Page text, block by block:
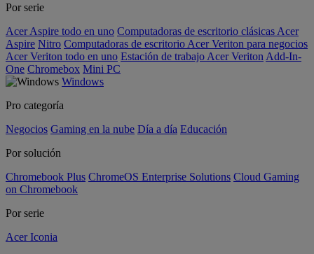
Por serie
Acer Aspire todo en uno Computadoras de escritorio clásicas Acer
Aspire Nitro Computadoras de escritorio Acer Veriton para negocios
Acer Veriton todo en uno Estación de trabajo Acer Veriton Add-In-
One Chromebox Mini PC
Windows
Pro categoría
Negocios Gaming en la nube Día a día Educación
Por solución
Chromebook Plus ChromeOS Enterprise Solutions Cloud Gaming
on Chromebook
Por serie
Acer Iconia